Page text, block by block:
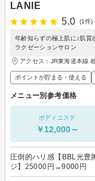
LANIE
5.0
(1件)
年齢知らずの極上肌に♪肌質
ラクゼーションサロン
アクセス：JR東海道本線
ポイントが貯まる・使える
メニュー別参考価格
ボディエステ
￥12,000～
圧倒的ハリ感【BBL光豊
ジ】25000円→9000円